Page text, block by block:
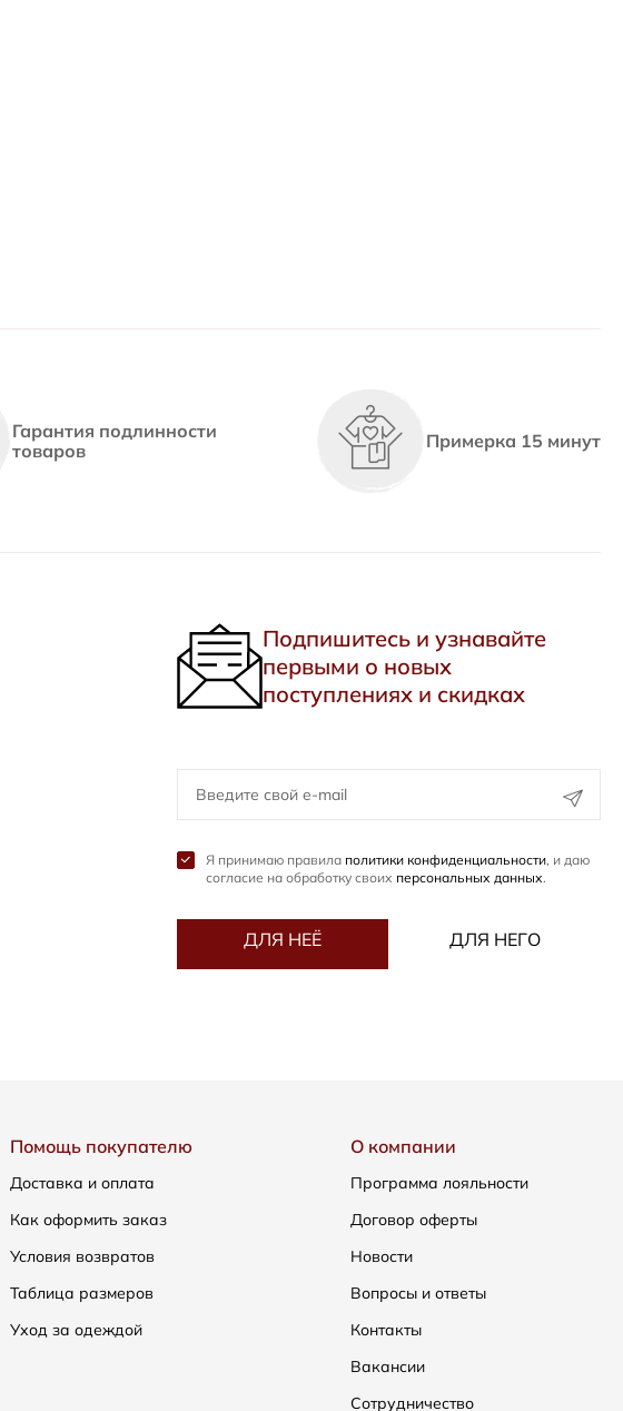
Гарантия подлинности
товаров
Примерка 15 минут
Подпишитесь и узнавайте
первыми о новых
поступлениях и скидках
Я принимаю правила политики конфиденциальности, и даю
согласие на обработку своих персональных данных.
ДЛЯ НЕЁ ДЛЯ НЕГО
Помощь покупателю
Доставка и оплата
Как оформить заказ
Условия возвратов
Таблица размеров
Уход за одеждой
О компании
Программа лояльности
Договор оферты
Новости
Вопросы и ответы
Контакты
Вакансии
Сотрудничество